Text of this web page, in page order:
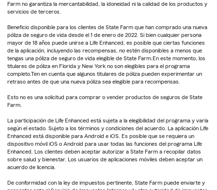
Farm no garantiza la mercantabilidad, la idoneidad ni la calidad de los productos y
servicios de terceros.
Beneficio disponible para los clientes de State Farm que han comprado una nueva
póliza de seguro de vida desde el 1 de enero de 2022. Si bien cualquier persona
mayor de 18 años puede unirse a Life Enhanced, es posible que ciertas funciones
de la aplicación, incluyendo las recompensas, no estén disponibles a menos que
tengas una póliza de seguro de vida elegible de State Farm.En este momento, los
titulares de póliza en Florida y New York no son elegibles para el programa
completo.Ten en cuenta que algunos titulares de póliza pueden experimentar un
retraso antes de que una nueva póliza sea elegible para recompensas.
Esto no es una solicitud para comprar o vender productos de seguros de State
Farm.
La participación de Life Enhanced está sujeta a la elegibilidad del programa y varía
según el estado. Sujeto a los términos y condiciones del acuerdo. La aplicación Life
Enhanced está disponible para Android e iOS. Es posible que se requiera un
dispositivo móvil iOS o Android para usar todas las funciones del programa Life
Enhanced. Los clientes deben aceptar autorizar a State Farm a recopilar datos
sobre salud y bienestar. Los usuarios de aplicaciones móviles deben aceptar un
acuerdo de licencia.
De conformidad con la ley de impuestos pertinente, State Farm puede enviarte y